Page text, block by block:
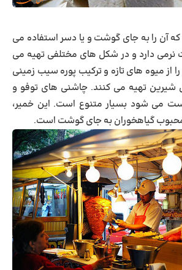
آن را به جای گوشت و یا دسر استفاده می
نرمی دارد و در شکل های مختلفی تهیه می
از میوه های تازه و ترکیب پوره سیب زمینی
شیرین تهیه می کنند. چاشنی های توفو و
می شود بسیار متنوع است. این خمیر،
محبوب گیاهخوران به جای گوشت است.